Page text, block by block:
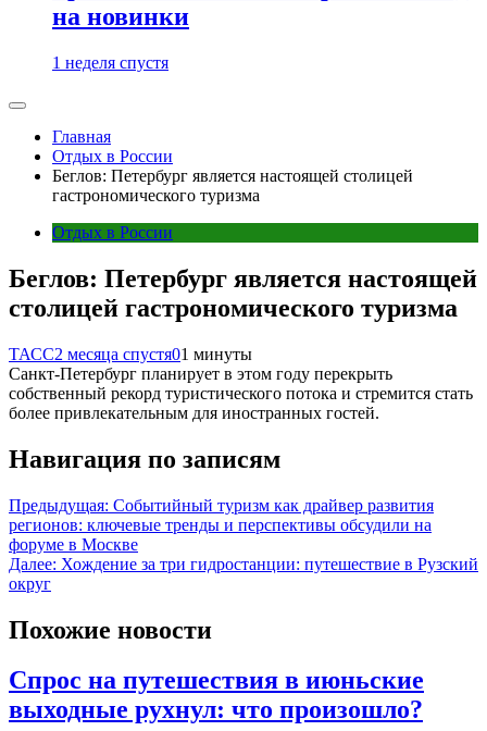
на новинки
1 неделя спустя
Главная
Отдых в России
Беглов: Петербург является настоящей столицей
гастрономического туризма
Отдых в России
Беглов: Петербург является настоящей
столицей гастрономического туризма
ТАСС2 месяца спустя01 минуты
Санкт-Петербург планирует в этом году перекрыть
собственный рекорд туристического потока и стремится стать
более привлекательным для иностранных гостей.
Навигация по записям
Предыдущая: Событийный туризм как драйвер развития
регионов: ключевые тренды и перспективы обсудили на
форуме в Москве
Далее: Хождение за три гидростанции: путешествие в Рузский
округ
Похожие новости
Спрос на путешествия в июньские
выходные рухнул: что произошло?